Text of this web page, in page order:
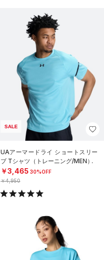
SALE
UAアーマードライ ショートスリー
ブ Tシャツ（トレーニング/MEN）
￥3,465 30%OFF
￥4,950